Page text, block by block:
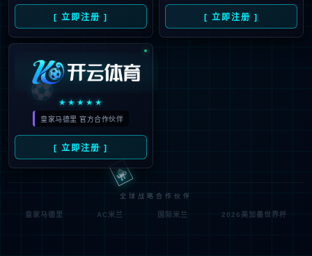
抱歉，页面无法访问...
可能原因：网址有错误 >请检查地址是否完整或存在多余字
符;
网址已失效 >可能页面已删除，活动已下线等
返回首页